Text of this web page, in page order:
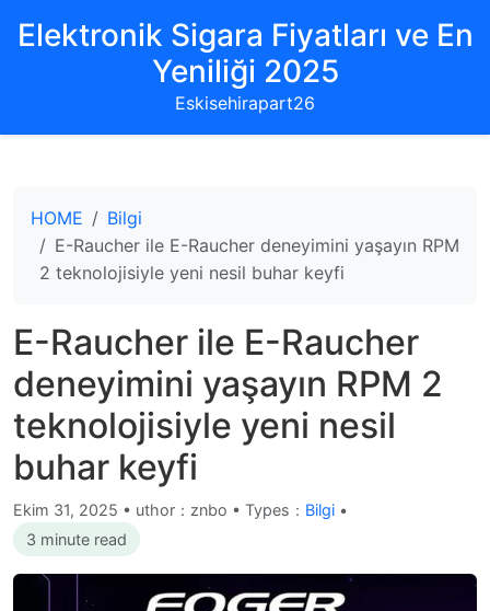
Elektronik Sigara Fiyatları ve En
Yeniliği 2025
Eskisehirapart26
HOME
Bilgi
E-Raucher ile E-Raucher deneyimini yaşayın RPM
2 teknolojisiyle yeni nesil buhar keyfi
E-Raucher ile E-Raucher
deneyimini yaşayın RPM 2
teknolojisiyle yeni nesil
buhar keyfi
Ekim 31, 2025 • uthor：znbo • Types： Bilgi •
3 minute read